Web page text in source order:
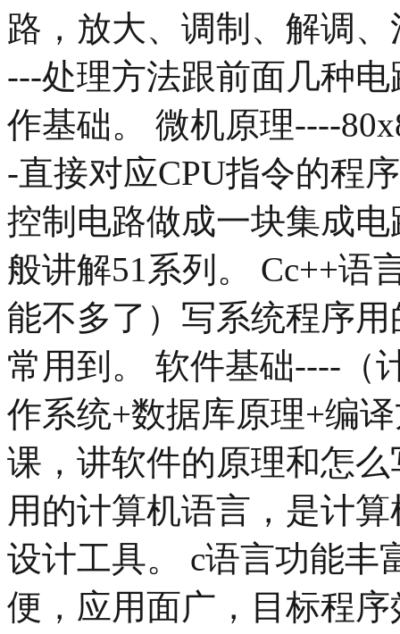
路，放大、调制、解调
---处理方法跟前面几种
作基础。 微机原理----
-直接对应CPU指令的程
控制电路做成一块集成
般讲解51系列。 Cc++语
能不多了）写系统程序
常用到。 软件基础----（
作系统+数据库原理+编
课，讲软件的原理和怎
用的计算机语言，是计
设计工具。 c语言功能丰
便，应用面广，目标程